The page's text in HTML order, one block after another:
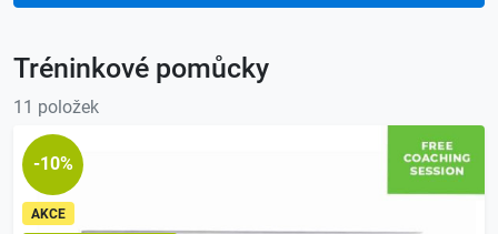
Tréninkové pomůcky
11 položek
-10%
AKCE